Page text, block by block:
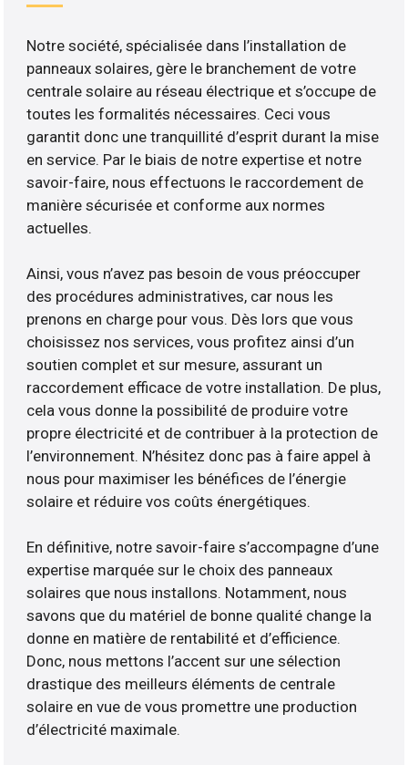
Notre société, spécialisée dans l’installation de
panneaux solaires, gère le branchement de votre
centrale solaire au réseau électrique et s’occupe de
toutes les formalités nécessaires. Ceci vous
garantit donc une tranquillité d’esprit durant la mise
en service. Par le biais de notre expertise et notre
savoir-faire, nous effectuons le raccordement de
manière sécurisée et conforme aux normes
actuelles.
Ainsi, vous n’avez pas besoin de vous préoccuper
des procédures administratives, car nous les
prenons en charge pour vous. Dès lors que vous
choisissez nos services, vous profitez ainsi d’un
soutien complet et sur mesure, assurant un
raccordement efficace de votre installation. De plus,
cela vous donne la possibilité de produire votre
propre électricité et de contribuer à la protection de
l’environnement. N’hésitez donc pas à faire appel à
nous pour maximiser les bénéfices de l’énergie
solaire et réduire vos coûts énergétiques.
En définitive, notre savoir-faire s’accompagne d’une
expertise marquée sur le choix des panneaux
solaires que nous installons. Notamment, nous
savons que du matériel de bonne qualité change la
donne en matière de rentabilité et d’efficience.
Donc, nous mettons l’accent sur une sélection
drastique des meilleurs éléments de centrale
solaire en vue de vous promettre une production
d’électricité maximale.